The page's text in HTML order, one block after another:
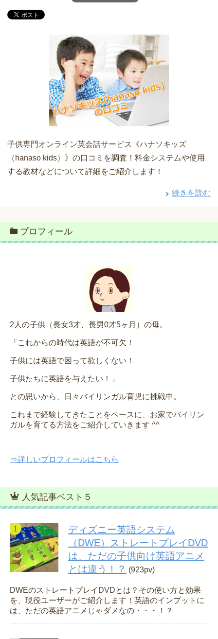
子供専門オンライン英会話サービス《ハナソキッズ
（hanaso kids）》の口コミを調査！料金システムや使用
する教材などについて詳細をご紹介します！
続きを読む
プロフィール
2人の子供（長女3才、長男0才5ヶ月）の母。
「これからの時代は英語が不可欠！
子供には英語で困って欲しくない！
子供たちに英語を与えたい！」
との思いから、日々バイリンガル育児に挑戦中。
これまで経験してきたことをベースに、お家でバイリン
ガルを育てる方法をご紹介していきます ^^
⇒詳しいプロフィールはこちら
人気記事ベスト５
ディズニー英語システム
（DWE）ストレートプレイDVD
は、ただの子供向け英語アニメ
とは違う！？ (923pv)
DWEのストレートプレイDVDとは？その使い方と効果
を、現役ユーザーがご紹介します！英語のインプットに
は、ただの英語アニメじゃダメなの・・・！？